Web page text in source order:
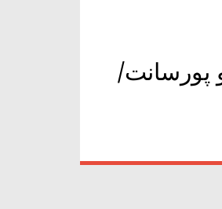
پورسانت/